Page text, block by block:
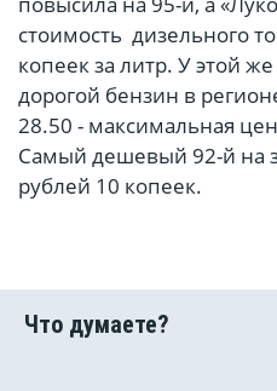
стоимость дизельного
копеек за литр. У этой
дорогой бензин в
28.50 - максимальная
Самый дешевый 92-й на
рублей 10 копеек.